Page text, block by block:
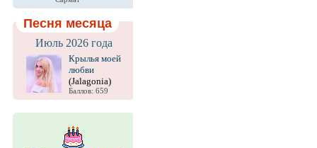
Песня месяца
Июль 2026 года
Крылья моей
любви
(Jalagonia)
Баллов: 659